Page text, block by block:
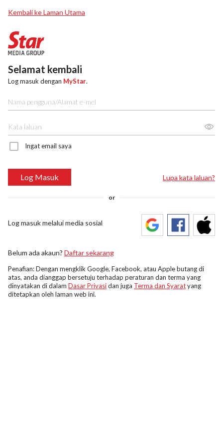
Kembali ke Laman Utama
Selamat kembali
Log masuk dengan MyStar.
Ingat email saya
Log Masuk Lupa kata laluan?
or
Log masuk melalui media sosial
Belum ada akaun? Daftar sekarang
Penafian: Dengan mengklik Google, Facebook, atau Apple butang di
atas, anda dianggap bersetuju terhadap peraturan dan terma yang
dinyatakan di dalam Dasar Privasidan juga Terma dan Syaratyang
ditetapkan oleh laman web ini.